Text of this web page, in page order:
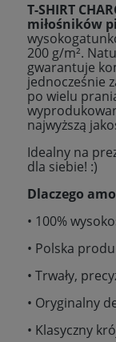
T-SHIRT
miłośników
200 g/m².
gwarantuje
jednocześnie
po wielu
najwyższą
Idealny na
dla siebie! :)
Dlaczego
• 100%
• Polska
• Trwały,
• Oryginalny
• Klasyczny